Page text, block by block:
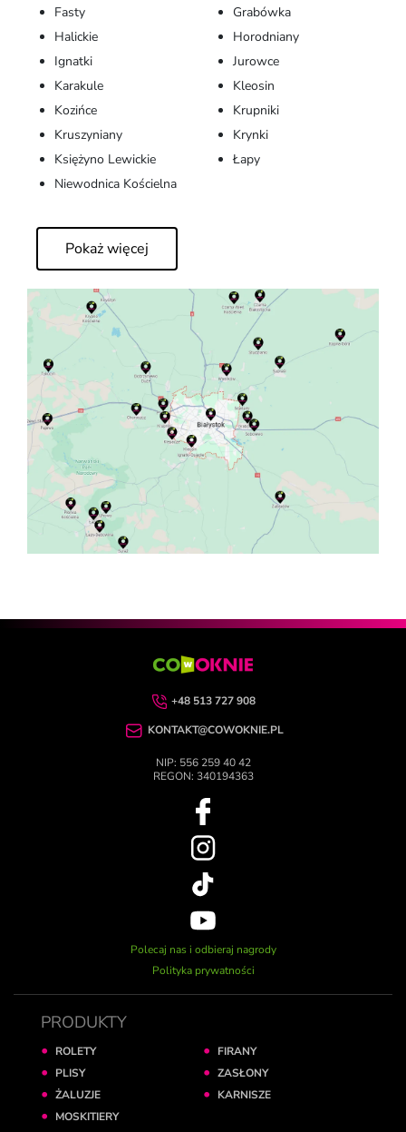
Fasty
Grabówka
Halickie
Horodniany
Ignatki
Jurowce
Karakule
Kleosin
Kozińce
Krupniki
Kruszyniany
Krynki
Księżyno Lewickie
Łapy
Niewodnica Kościelna
Pokaż więcej
+48 513 727 908
KONTAKT@COWOKNIE.PL
NIP: 556 259 40 42
REGON: 340194363
Polecaj nas i odbieraj nagrody
Polityka prywatności
PRODUKTY
ROLETY
PLISY
ŻALUZJE
MOSKITIERY
FIRANY
ZASŁONY
KARNISZE